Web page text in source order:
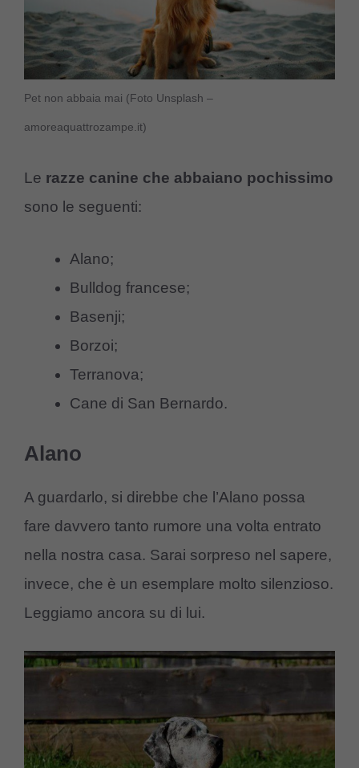
Pet non abbaia mai (Foto Unsplash –
amoreaquattrozampe.it)
Le razze canine che abbaiano pochissimo
sono le seguenti:
Alano;
Bulldog francese;
Basenji;
Borzoi;
Terranova;
Cane di San Bernardo.
Alano
A guardarlo, si direbbe che l’Alano possa
fare davvero tanto rumore una volta entrato
nella nostra casa. Sarai sorpreso nel sapere,
invece, che è un esemplare molto silenzioso.
Leggiamo ancora su di lui.